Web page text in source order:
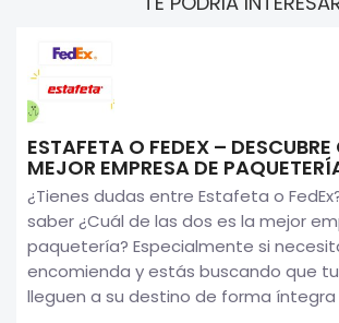
ESTAFETA O FEDEX – DESCUBRE
MEJOR EMPRESA DE
¿Tienes dudas entre Estafeta o
saber ¿Cuál de las dos es la mejor
paquetería? Especialmente si
encomienda y estás buscando que
lleguen a su destino de forma íntegra